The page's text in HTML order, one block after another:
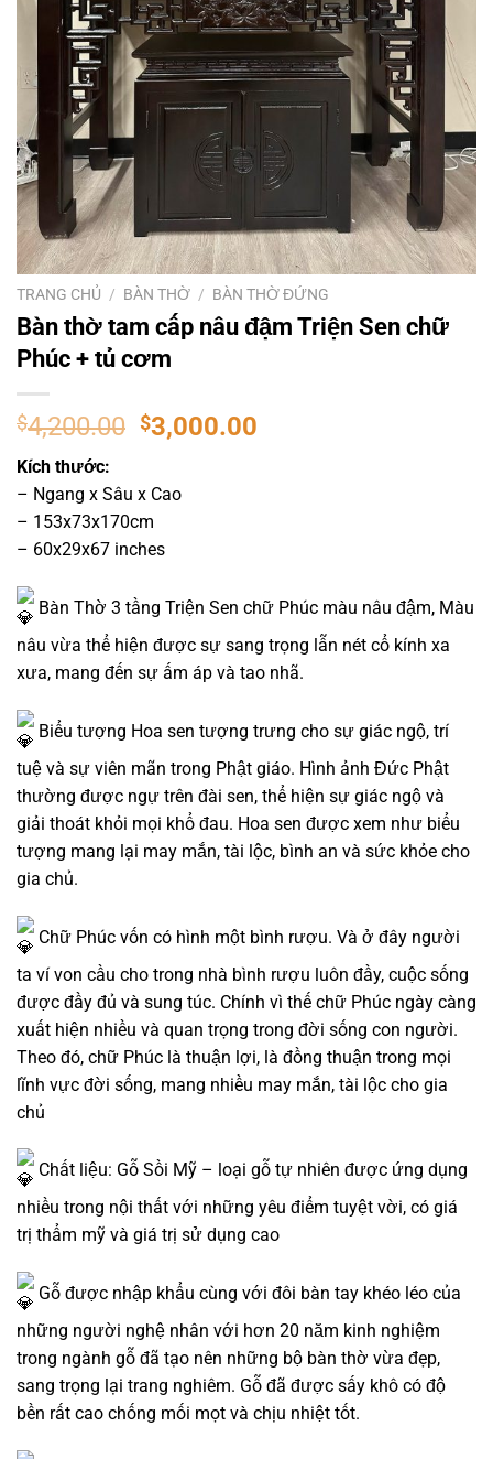
TRANG CHỦ / BÀN THỜ / BÀN THỜ ĐỨNG
Bàn thờ tam cấp nâu đậm Triện Sen chữ
Phúc + tủ cơm
$4,200.00 $3,000.00
Kích thước:
– Ngang x Sâu x Cao
– 153x73x170cm
– 60x29x67 inches
Bàn Thờ 3 tầng Triện Sen chữ Phúc màu nâu đậm, Màu
nâu vừa thể hiện được sự sang trọng lẫn nét cổ kính xa
xưa, mang đến sự ấm áp và tao nhã.
Biểu tượng Hoa sen tượng trưng cho sự giác ngộ, trí
tuệ và sự viên mãn trong Phật giáo. Hình ảnh Đức Phật
thường được ngự trên đài sen, thể hiện sự giác ngộ và
giải thoát khỏi mọi khổ đau. Hoa sen được xem như biểu
tượng mang lại may mắn, tài lộc, bình an và sức khỏe cho
gia chủ.
Chữ Phúc vốn có hình một bình rượu. Và ở đây người
ta ví von cầu cho trong nhà bình rượu luôn đầy, cuộc sống
được đầy đủ và sung túc. Chính vì thế chữ Phúc ngày càng
xuất hiện nhiều và quan trọng trong đời sống con người.
Theo đó, chữ Phúc là thuận lợi, là đồng thuận trong mọi
lĩnh vực đời sống, mang nhiều may mắn, tài lộc cho gia
chủ
Chất liệu: Gỗ Sồi Mỹ – loại gỗ tự nhiên được ứng dụng
nhiều trong nội thất với những yêu điểm tuyệt vời, có giá
trị thẩm mỹ và giá trị sử dụng cao
Gỗ được nhập khẩu cùng với đôi bàn tay khéo léo của
những người nghệ nhân với hơn 20 năm kinh nghiệm
trong ngành gỗ đã tạo nên những bộ bàn thờ vừa đẹp,
sang trọng lại trang nghiêm. Gỗ đã được sấy khô có độ
bền rất cao chống mối mọt và chịu nhiệt tốt.